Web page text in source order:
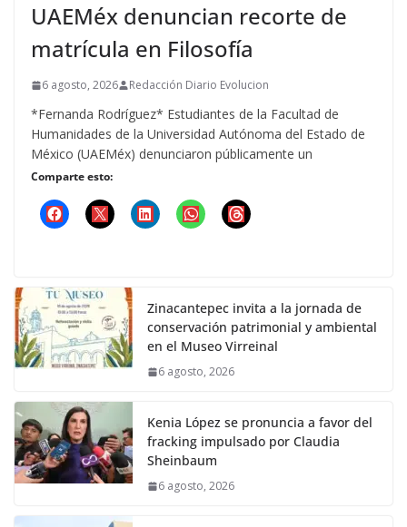
UAEMéx denuncian recorte de
matrícula en Filosofía
6 agosto, 2026 Redacción Diario Evolucion
*Fernanda Rodríguez* Estudiantes de la Facultad de
Humanidades de la Universidad Autónoma del Estado de
México (UAEMéx) denunciaron públicamente un
Comparte esto:
Zinacantepec invita a la jornada de
conservación patrimonial y ambiental
en el Museo Virreinal
6 agosto, 2026
Kenia López se pronuncia a favor del
fracking impulsado por Claudia
Sheinbaum
6 agosto, 2026